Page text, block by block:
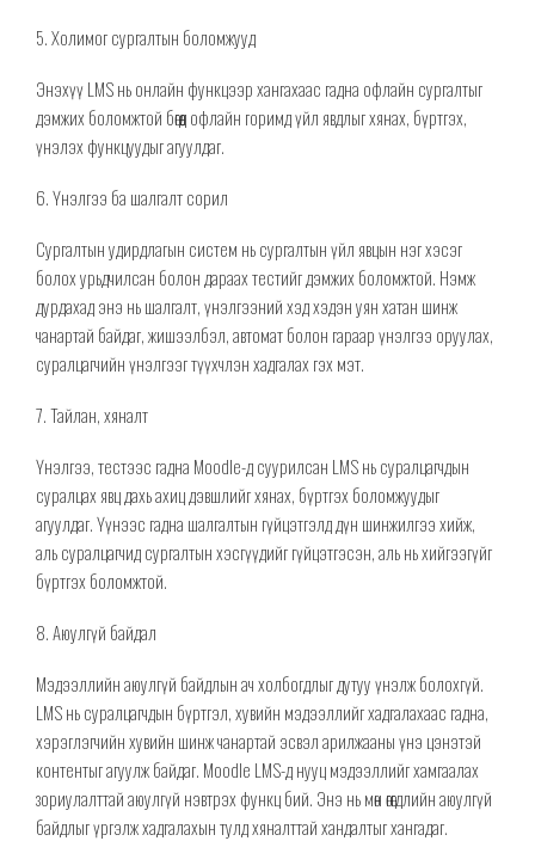
5. Холимог сургалтын боломжууд
Энэхүү LMS нь онлайн функцээр хангахаас гадна офлайн сургалтыг
дэмжих боломжтой бөгөөд офлайн горимдүйл явдлыг хянах, бүртгэх,
үнэлэх функцуудыг агуулдаг.
6. Үнэлгээ ба шалгалт сорил
Сургалтын удирдлагын систем нь сургалтын үйл явцын нэг хэсэг
болох урьдчилсан болон дараах тестийг дэмжих боломжтой. Нэмж
дурдахад энэ нь шалгалт, үнэлгээний хэд хэдэн уян хатан шинж
чанартай байдаг, жишээлбэл, автомат болон гараарүнэлгээ оруулах,
суралцагчийн үнэлгээг түүхчлэнхадгалах гэх мэт.
7. Тайлан, хяналт
Үнэлгээ, тестээс гадна Moodle-д суурилсан LMS нь суралцагчдын
суралцах явц дахь ахиц дэвшлийг хянах, бүртгэх боломжуудыг
агуулдаг. Үүнээс гадна шалгалтын гүйцэтгэлд дүн шинжилгээ хийж,
аль суралцагчид сургалтынхэсгүүдийггүйцэтгэсэн, аль нь хийгээгүйг
бүртгэх боломжтой.
8. Аюулгүй байдал
Мэдээллийн аюулгүй байдлын ач холбогдлыг дутуу үнэлж болохгүй.
LMS нь суралцагчдын бүртгэл, хувийн мэдээллийгхадгалахаас гадна,
хэрэглэгчийн хувийн шинж чанартай эсвэл арилжааны үнэ цэнэтэй
контентыг агуулж байдаг. Moodle LMS-днууц мэдээллийг хамгаалах
зориулалттайаюулгүй нэвтрэх функцбий. Энэ нь мөн өгөгдлийнаюулгүй
байдлыг үргэлж хадгалахын тулд хяналттай хандалтыг хангадаг.